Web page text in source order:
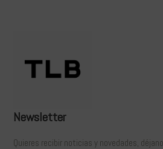
Newsletter
Quieres recibir noticias y novedades,